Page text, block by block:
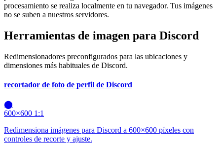
procesamiento se realiza localmente en tu navegador. Tus imágenes
no se suben a nuestros servidores.
Herramientas de imagen para Discord
Redimensionadores preconfigurados para las ubicaciones y
dimensiones más habituales de Discord.
recortador de foto de perfil de Discord
⬤
600×600 1:1
Redimensiona imágenes para Discord a 600×600 píxeles con
controles de recorte y ajuste.